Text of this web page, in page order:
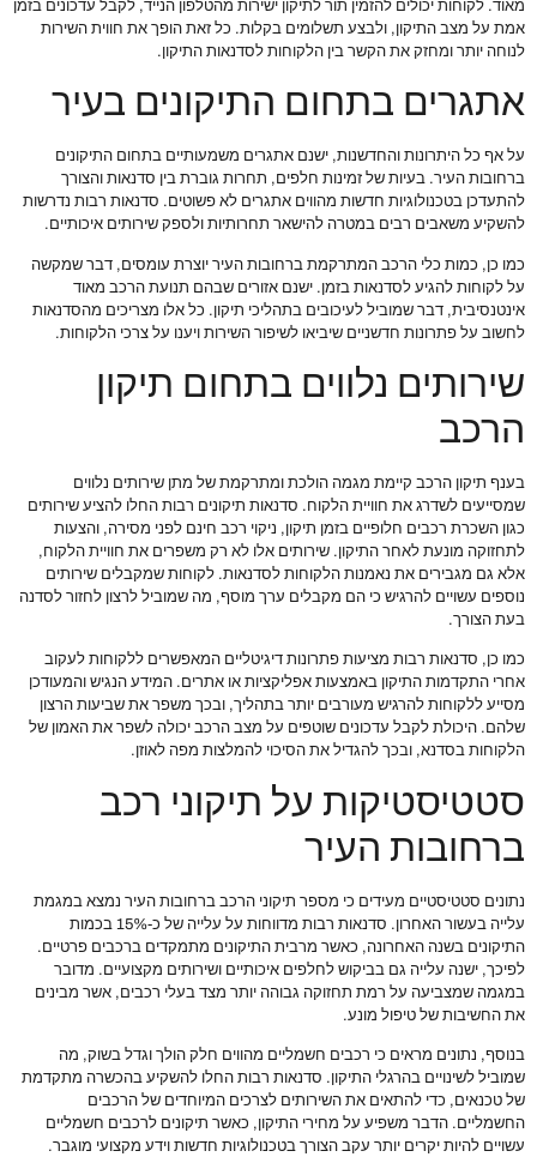
מאוד. לקוחות יכולים להזמין תור לתיקון ישירות מהטלפון הנייד, לקבל עדכונים בזמן
אמת על מצב התיקון, ולבצע תשלומים בקלות. כל זאת הופך את חווית השירות
לנוחה יותר ומחזק את הקשר בין הלקוחות לסדנאות התיקון.
אתגרים בתחום התיקונים בעיר
על אף כל היתרונות והחדשנות, ישנם אתגרים משמעותיים בתחום התיקונים
ברחובות העיר. בעיות של זמינות חלפים, תחרות גוברת בין סדנאות והצורך
להתעדכן בטכנולוגיות חדשות מהווים אתגרים לא פשוטים. סדנאות רבות נדרשות
להשקיע משאבים רבים במטרה להישאר תחרותיות ולספק שירותים איכותיים.
כמו כן, כמות כלי הרכב המתרקמת ברחובות העיר יוצרת עומסים, דבר שמקשה
על לקוחות להגיע לסדנאות בזמן. ישנם אזורים שבהם תנועת הרכב מאוד
אינטנסיבית, דבר שמוביל לעיכובים בתהליכי תיקון. כל אלו מצריכים מהסדנאות
לחשוב על פתרונות חדשניים שיביאו לשיפור השירות ויענו על צרכי הלקוחות.
שירותים נלווים בתחום תיקון
הרכב
בענף תיקון הרכב קיימת מגמה הולכת ומתרקמת של מתן שירותים נלווים
שמסייעים לשדרג את חוויית הלקוח. סדנאות תיקונים רבות החלו להציע שירותים
כגון השכרת רכבים חלופיים בזמן תיקון, ניקוי רכב חינם לפני מסירה, והצעות
לתחזוקה מונעת לאחר התיקון. שירותים אלו לא רק משפרים את חוויית הלקוח,
אלא גם מגבירים את נאמנות הלקוחות לסדנאות. לקוחות שמקבלים שירותים
נוספים עשויים להרגיש כי הם מקבלים ערך מוסף, מה שמוביל לרצון לחזור לסדנה
בעת הצורך.
כמו כן, סדנאות רבות מציעות פתרונות דיגיטליים המאפשרים ללקוחות לעקוב
אחרי התקדמות התיקון באמצעות אפליקציות או אתרים. המידע הנגיש והמעודכן
מסייע ללקוחות להרגיש מעורבים יותר בתהליך, ובכך משפר את שביעות הרצון
שלהם. היכולת לקבל עדכונים שוטפים על מצב הרכב יכולה לשפר את האמון של
הלקוחות בסדנא, ובכך להגדיל את הסיכוי להמלצות מפה לאוזן.
סטטיסטיקות על תיקוני רכב
ברחובות העיר
נתונים סטטיסטיים מעידים כי מספר תיקוני הרכב ברחובות העיר נמצא במגמת
עלייה בעשור האחרון. סדנאות רבות מדווחות על עלייה של כ-15% בכמות
התיקונים בשנה האחרונה, כאשר מרבית התיקונים מתמקדים ברכבים פרטיים.
לפיכך, ישנה עלייה גם בביקוש לחלפים איכותיים ושירותים מקצועיים. מדובר
במגמה שמצביעה על רמת תחזוקה גבוהה יותר מצד בעלי רכבים, אשר מבינים
את החשיבות של טיפול מונע.
בנוסף, נתונים מראים כי רכבים חשמליים מהווים חלק הולך וגדל בשוק, מה
שמוביל לשינויים בהרגלי התיקון. סדנאות רבות החלו להשקיע בהכשרה מתקדמת
של טכנאים, כדי להתאים את השירותים לצרכים המיוחדים של הרכבים
החשמליים. הדבר משפיע על מחירי התיקון, כאשר תיקונים לרכבים חשמליים
עשויים להיות יקרים יותר עקב הצורך בטכנולוגיות חדשות וידע מקצועי מוגבר.